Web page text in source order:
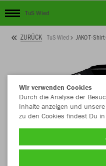
TuS Wied
ZURÜCK TuS Wied JAKO T-
Wir verwenden Cookies
Durch die Analyse der
Inhalte anzeigen und
zu den Cookies findest Du